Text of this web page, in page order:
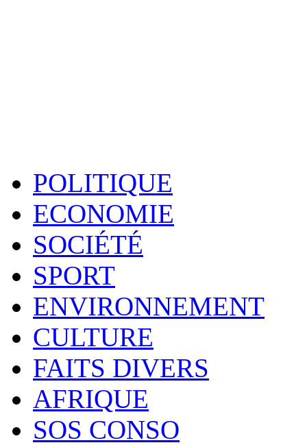
POLITIQUE
ECONOMIE
SOCIÉTÉ
SPORT
ENVIRONNEMENT
CULTURE
FAITS DIVERS
AFRIQUE
SOS CONSO